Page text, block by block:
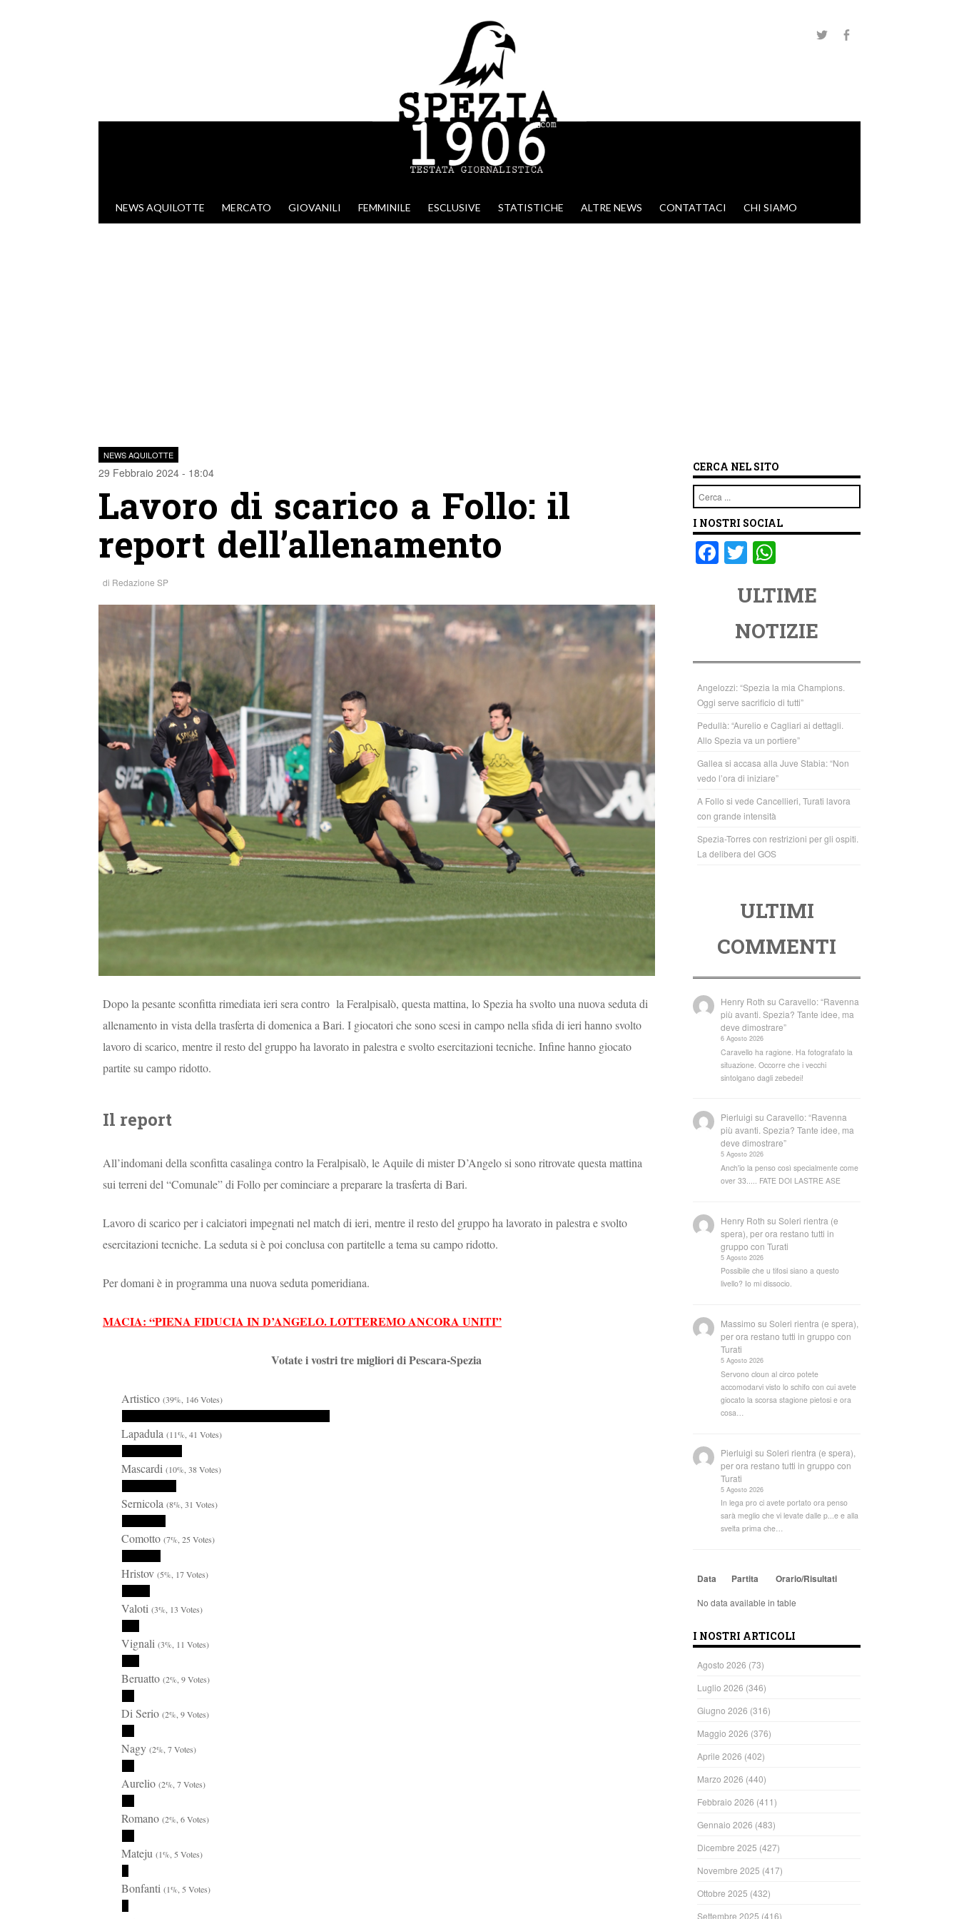
VAI AL CONTENUTO
NEWS AQUILOTTE MERCATO GIOVANILI FEMMINILE ESCLUSIVE STATISTICHE ALTRE NEWS CONTATTACI CHI SIAMO
NEWS AQUILOTTE
29 Febbraio 2024 - 18:04
Lavoro di scarico a Follo: il
report dell’allenamento
di Redazione SP
Dopo la pesante sconfitta rimediata ieri sera contro la Feralpisalò, questa mattina, lo Spezia ha svolto una nuova seduta di
allenamento in vista della trasferta di domenica a Bari. I giocatori che sono scesi in campo nella sfida di ieri hanno svolto
lavoro di scarico, mentre il resto del gruppo ha lavorato in palestra e svolto esercitazioni tecniche. Infine hanno giocato
partite su campo ridotto.
Il report
All’indomani della sconfitta casalinga contro la Feralpisalò, le Aquile di mister D’Angelo si sono ritrovate questa mattina
sui terreni del “Comunale” di Follo per cominciare a preparare la trasferta di Bari.
Lavoro di scarico per i calciatori impegnati nel match di ieri, mentre il resto del gruppo ha lavorato in palestra e svolto
esercitazioni tecniche. La seduta si è poi conclusa con partitelle a tema su campo ridotto.
Per domani è in programma una nuova seduta pomeridiana.
MACIA: “PIENA FIDUCIA IN D’ANGELO. LOTTEREMO ANCORA UNITI”
Votate i vostri tre migliori di Pescara-Spezia
Artistico (39%, 146 Votes)
Lapadula (11%, 41 Votes)
Mascardi (10%, 38 Votes)
Sernicola (8%, 31 Votes)
Comotto (7%, 25 Votes)
Hristov (5%, 17 Votes)
Valoti (3%, 13 Votes)
Vignali (3%, 11 Votes)
Beruatto (2%, 9 Votes)
Di Serio (2%, 9 Votes)
Nagy (2%, 7 Votes)
Aurelio (2%, 7 Votes)
Romano (2%, 6 Votes)
Mateju (1%, 5 Votes)
Bonfanti (1%, 5 Votes)
CERCA NEL SITO
Cerca
I NOSTRI SOCIAL
F
o
o
k
T
tt
er
at
s
A
p
p
ULTIME
NOTIZIE
Angelozzi: “Spezia la mia Champions.
Oggi serve sacrificio di tutti”
Pedullà: “Aurelio e Cagliari ai dettagli.
Allo Spezia va un portiere”
Gallea si accasa alla Juve Stabia: “Non
vedo l’ora di iniziare”
A Follo si vede Cancellieri, Turati lavora
con grande intensità
Spezia-Torres con restrizioni per gli ospiti.
La delibera del GOS
ULTIMI
COMMENTI
Henry Roth suCaravello: “Ravenna
più avanti. Spezia? Tante idee, ma
deve dimostrare”
6 Agosto 2026
Caravello ha ragione. Ha fotografato la
situazione. Occorre che i vecchi
sintolgano dagli zebedei!
Pierluigi suCaravello: “Ravenna
più avanti. Spezia? Tante idee, ma
deve dimostrare”
5 Agosto 2026
Anch'io la penso così specialmente come
over 33..... FATE DOI LASTRE ASE
Henry Roth suSoleri rientra (e
spera), per ora restano tutti in
gruppo con Turati
5 Agosto 2026
Possibile che u tifosi siano a questo
livello? Io mi dissocio.
Massimo suSoleri rientra (e spera),
per ora restano tutti in gruppo con
Turati
5 Agosto 2026
Servono cloun al circo potete
accomodarvi visto lo schifo con cui avete
giocato la scorsa stagione pietosi e ora
cosa…
Pierluigi suSoleri rientra (e spera),
per ora restano tutti in gruppo con
Turati
5 Agosto 2026
In lega pro ci avete portato ora penso
sarà meglio che vi levate dalle p...e e alla
svelta prima che…
Data Partita Orario/Risultati
No data available in table
I NOSTRI ARTICOLI
Agosto 2026 (73)
Luglio 2026 (346)
Giugno 2026 (316)
Maggio 2026 (376)
Aprile 2026 (402)
Marzo 2026 (440)
Febbraio 2026 (411)
Gennaio 2026 (483)
Dicembre 2025 (427)
Novembre 2025 (417)
Ottobre 2025 (432)
Settembre 2025 (416)